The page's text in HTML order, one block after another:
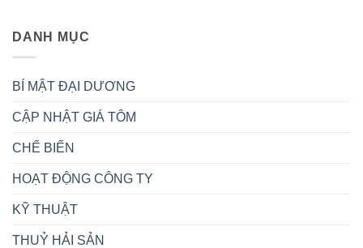
DANH MỤC
BÍ MẬT ĐẠI DƯƠNG
CẬP NHẬT GIÁ TÔM
CHẾ BIẾN
HOẠT ĐỘNG CÔNG TY
KỸ THUẬT
THUỶ HẢI SẢN